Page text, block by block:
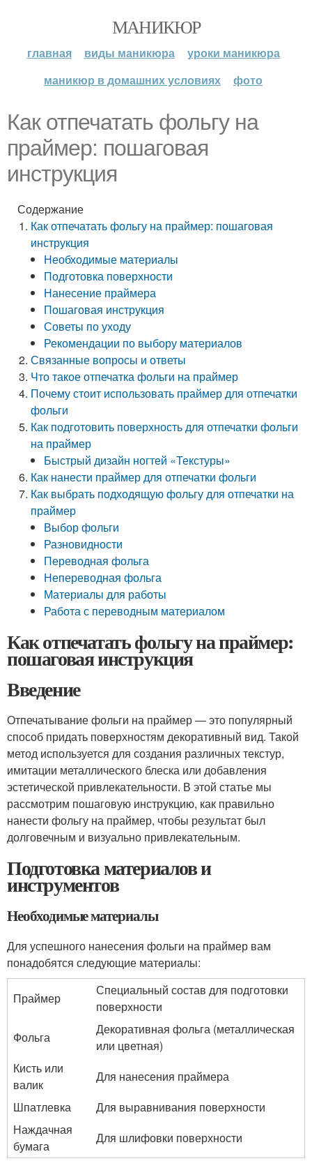
МАНИКЮР
главная виды маникюра
уроки маникюра
маникюр в домашних условиях
фото
Как отпечатать фольгу на
праймер: пошаговая
инструкция
Содержание
Как отпечатать фольгу на праймер: пошаговая
инструкция
Необходимые материалы
Подготовка поверхности
Нанесение праймера
Пошаговая инструкция
Советы по уходу
Рекомендации по выбору материалов
Связанные вопросы и ответы
Что такое отпечатка фольги на праймер
Почему стоит использовать праймер для отпечатки
фольги
Как подготовить поверхность для отпечатки фольги
на праймер
Быстрый дизайн ногтей «Текстуры»
Как нанести праймер для отпечатки фольги
Как выбрать подходящую фольгу для отпечатки на
праймер
Выбор фольги
Разновидности
Переводная фольга
Непереводная фольга
Материалы для работы
Работа с переводным материалом
Как отпечатать фольгу на праймер:
пошаговая инструкция
Введение
Отпечатывание фольги на праймер — это популярный
способ придать поверхностям декоративный вид. Такой
метод используется для создания различных текстур,
имитации металлического блеска или добавления
эстетической привлекательности. В этой статье мы
рассмотрим пошаговую инструкцию, как правильно
нанести фольгу на праймер, чтобы результат был
долговечным и визуально привлекательным.
Подготовка материалов и
инструментов
Необходимые материалы
Для успешного нанесения фольги на праймер вам
понадобятся следующие материалы:
Праймер
Специальный состав для подготовки
поверхности
Фольга
Декоративная фольга (металлическая
или цветная)
Кисть или
валик
Для нанесения праймера
Шпатлевка
Для выравнивания поверхности
Наждачная
бумага
Для шлифовки поверхности